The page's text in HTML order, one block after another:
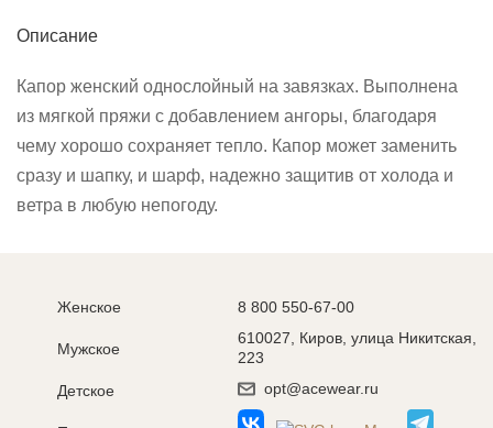
Описание
Капор женский однослойный на завязках. Выполнена
из мягкой пряжи с добавлением ангоры, благодаря
чему хорошо сохраняет тепло. Капор может заменить
сразу и шапку, и шарф, надежно защитив от холода и
ветра в любую непогоду.
Женское
Мужское
Детское
8 800 550-67-00
610027, Киров, улица Никитская,
223
opt@acewear.ru